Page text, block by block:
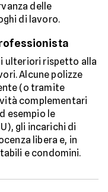
delle
di lavoro.
ulteriori rispetto alla
Alcune polizze
(o tramite
complementari
esempio le
gli incarichi di
libera e, in
e condomini.